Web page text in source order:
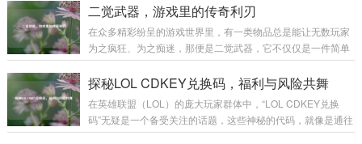
一座小山丘，那金黄酥...
珠,为玩家们的游戏体验增添了别样的光彩。 御龙在天饰品不仅
仅是一种装饰，更是实力与身份的象征，从最初级的简单饰品
到高级的珍稀饰品，每一件都承载着玩家的心血与努力，当玩
家初入游戏，那些基础的饰品或许只能提供一些微不足道的属
村蹒跚学步,逐渐熟悉这个陌生而又充满魅力的...
二觉武器，游戏里的传奇利刃
在众多精彩纷呈的游戏世界里，有一类物品总是能让无数玩家
为之疯狂、为之痴迷，那便是二觉武器，它不仅仅是一件简单
的装备，更是玩家们在游戏征程中的荣耀象征,是实力的具象化
体现。 二觉武器往往伴随着角色的二次觉醒而出现，当玩家历
经千辛万苦，将角色培养到一定阶段，解锁二次觉醒的那一
刻，二觉武器就如同神秘宝藏一般，在游戏的迷雾中逐渐露出
它的锋芒，它的出现，标志着角色进入了一个全新的境界,拥有
探秘LOL CDKEY兑换码，福利与风险共舞
在英雄联盟（LOL）的庞大玩家群体中，“LOL CDKEY兑换
码”无疑是一个备受关注的话题，这些神秘的代码，就像是通往
游戏宝藏世界的钥匙，吸引着无数玩家去追寻和探索。 CDKE